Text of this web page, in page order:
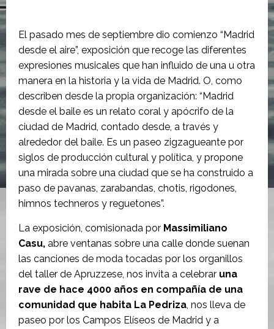
El pasado mes de septiembre dio comienzo “Madrid
desde el aire”, exposición que recoge las diferentes
expresiones musicales que han influido de una u otra
manera en la historia y la vida de Madrid. O, como
describen desde la propia organización: “Madrid
desde el baile es un relato coral y apócrifo de la
ciudad de Madrid, contado desde, a través y
alrededor del baile. Es un paseo zigzagueante por
siglos de producción cultural y política, y propone
una mirada sobre una ciudad que se ha construido a
paso de pavanas, zarabandas, chotis, rigodones,
himnos techneros y reguetones”.
La exposición, comisionada por Massimiliano
Casu, abre ventanas sobre una calle donde suenan
las canciones de moda tocadas por los organillos
del taller de Apruzzese, nos invita a celebrar una
rave de hace 4000 años en compañía de una
comunidad que habita La Pedriza, nos lleva de
paseo por los Campos Elíseos de Madrid y a